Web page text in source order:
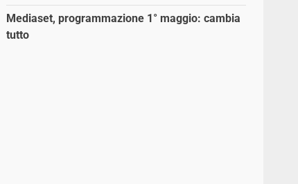
Mediaset, programmazione 1° maggio: cambia
tutto